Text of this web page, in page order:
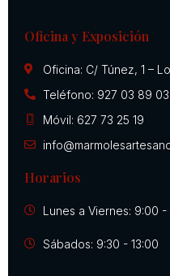
Oficina y Exposición
Oficina: C/ Túnez, 1 –
Teléfono: 927 03 89 03
Móvil: 627 73 25 19
Horarios
Lunes a Viernes: 9:00 -
Sábados: 9:30 - 13:00